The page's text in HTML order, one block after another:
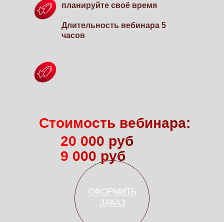
планируйте своё время
Длительность вебинара 5
часов
20 000 руб
9 000 руб
Стоимость вебинара:
ОФОРМИТЬ
ЗАКАЗ